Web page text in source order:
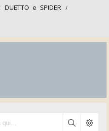
DUETTO e SPIDER